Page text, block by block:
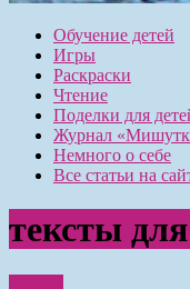
Обучение детей
Игры
Раскраски
Чтение
Поделки для
Журнал
Немного о себе
Все статьи на
тексты